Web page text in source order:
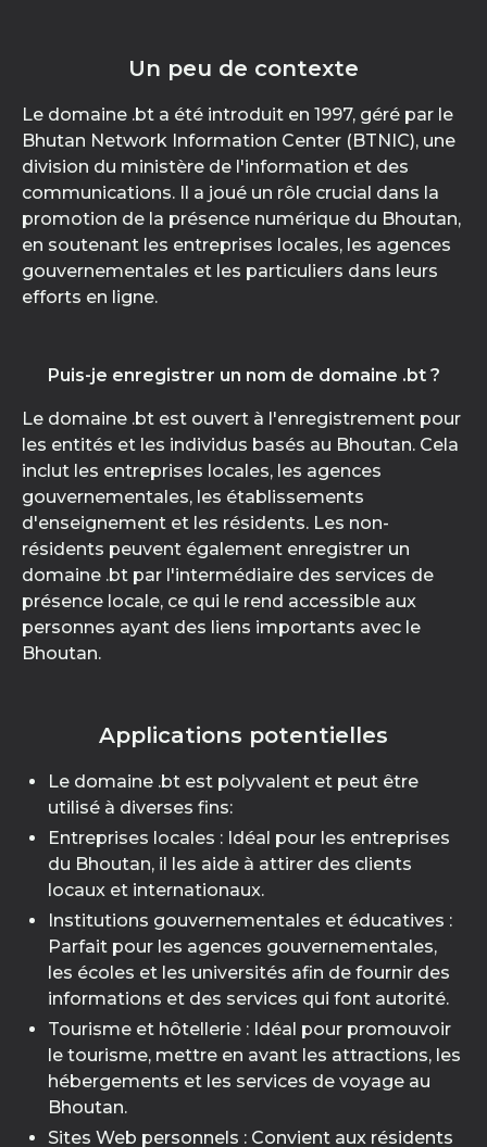
Un peu de contexte
Le domaine .bt a été introduit en 1997, géré par le
Bhutan Network Information Center (BTNIC), une
division du ministère de l'information et des
communications. Il a joué un rôle crucial dans la
promotion de la présence numérique du Bhoutan,
en soutenant les entreprises locales, les agences
gouvernementales et les particuliers dans leurs
efforts en ligne.
Puis-je enregistrer un nom de domaine .bt ?
Le domaine .bt est ouvert à l'enregistrement pour
les entités et les individus basés au Bhoutan. Cela
inclut les entreprises locales, les agences
gouvernementales, les établissements
d'enseignement et les résidents. Les non-
résidents peuvent également enregistrer un
domaine .bt par l'intermédiaire des services de
présence locale, ce qui le rend accessible aux
personnes ayant des liens importants avec le
Bhoutan.
Applications potentielles
Le domaine .bt est polyvalent et peut être
utilisé à diverses fins:
Entreprises locales : Idéal pour les entreprises
du Bhoutan, il les aide à attirer des clients
locaux et internationaux.
Institutions gouvernementales et éducatives :
Parfait pour les agences gouvernementales,
les écoles et les universités afin de fournir des
informations et des services qui font autorité.
Tourisme et hôtellerie : Idéal pour promouvoir
le tourisme, mettre en avant les attractions, les
hébergements et les services de voyage au
Bhoutan.
Sites Web personnels : Convient aux résidents